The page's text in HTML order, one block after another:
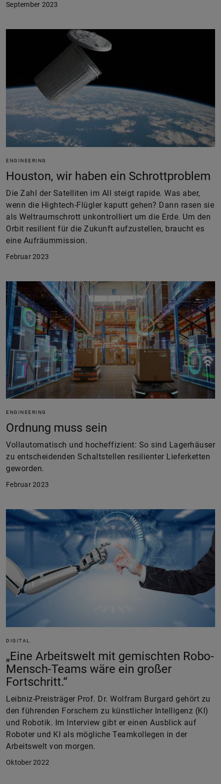
September 2023
ENGINEERING
Houston, wir haben ein Schrottproblem
Die Zahl der Satelliten im All steigt rapide. Was aber,
wenn die Hightech-Flügler kaputt gehen? Dann rasen sie
als Weltraumschrott unkontrolliert um die Erde. Um den
Orbit resilient für die Zukunft aufzustellen, braucht es
eine Aufräummission.
Februar 2023
ENGINEERING
Ordnung muss sein
Vollautomatisch und hocheffizient: So sind Lagerhäuser
zu entscheidenden Schaltstellen resilienter Lieferketten
geworden.
Februar 2023
DIGITAL
„Eine Arbeitswelt mit gemischten Robo-
Mensch-Teams wäre ein großer
Fortschritt.“
Leibniz-Preisträger Prof. Dr. Wolfram Burgard gehört zu
den führenden Forschern zu künstlicher Intelligenz (KI)
und Robotik. Im Interview gibt er einen Ausblick auf
Roboter und KI als mögliche Teamkollegen in der
Arbeitswelt von morgen.
Oktober 2022